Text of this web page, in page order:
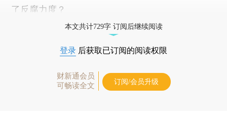
了反腐力度？
本文共计729字 订阅后继续阅读
登录 后获取已订阅的阅读权限
财新通会员
可畅读全文
订阅/会员升级